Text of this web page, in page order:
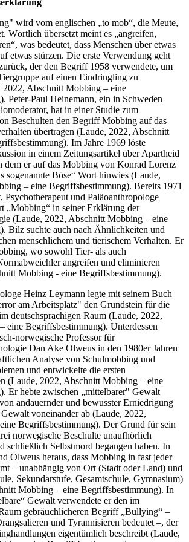
wird vom englischen „to mob“, die Meute,
Wörtlich übersetzt meint es „angreifen,
was bedeutet, dass Menschen über etwas
etwas stürzen. Die erste Verwendung geht
der den Begriff 1958 verwendete, um
auf einen Eindringling zu
2022, Abschnitt Mobbing – eine
Peter-Paul Heinemann, ein in Schweden
hat in einer Studie zum
Beschulten den Begriff Mobbing auf das
übertragen (Laude, 2022, Abschnitt
Im Jahre 1969 löste
in einem Zeitungsartikel über Apartheid
dem er auf das Mobbing von Konrad Lorenz
sogenannte Böse“ Wort hinwies (Laude,
– eine Begriffsbestimmung). Bereits 1971
Psychotherapeut und Paläoanthropologe
„Mobbing“ in seiner Erklärung der
(Laude, 2022, Abschnitt Mobbing – eine
Bilz suchte auch nach Ähnlichkeiten und
menschlichem und tierischem Verhalten. Er
wo sowohl Tier- als auch
angreifen und eliminieren
Mobbing - eine Begriffsbestimmung).
Heinz Leymann legte mit seinem Buch
am Arbeitsplatz" den Grundstein für die
deutschsprachigen Raum (Laude, 2022,
eine Begriffsbestimmung). Unterdessen
norwegische Professor für
Dan Ake Olweus in den 1980er Jahren
Analyse von Schulmobbing und
und entwickelte die ersten
(Laude, 2022, Abschnitt Mobbing – eine
Er hebte zwischen „mittelbarer" Gewalt
andauernder und bewusster Erniedrigung
voneinander ab (Laude, 2022,
Begriffsbestimmung). Der Grund für sein
norwegische Beschulte unaufhörlich
schließlich Selbstmord begangen haben. In
Olweus heraus, dass Mobbing in fast jeder
– unabhängig von Ort (Stadt oder Land) und
Sekundarstufe, Gesamtschule, Gymnasium)
Mobbing – eine Begriffsbestimmung). In
Gewalt verwendete er den im
gebräuchlicheren Begriff „Bullying“ –
und Tyrannisieren bedeutet –, der
eigentümlich beschreibt (Laude,